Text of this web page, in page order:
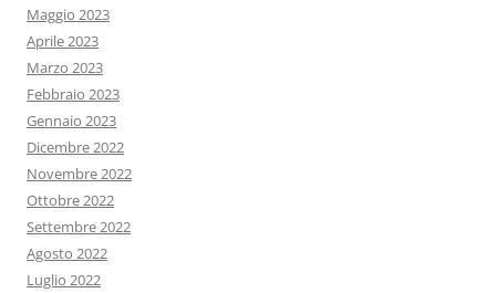
Maggio 2023
Aprile 2023
Marzo 2023
Febbraio 2023
Gennaio 2023
Dicembre 2022
Novembre 2022
Ottobre 2022
Settembre 2022
Agosto 2022
Luglio 2022